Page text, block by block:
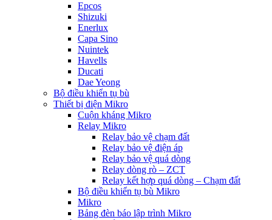
Epcos
Shizuki
Enerlux
Capa Sino
Nuintek
Havells
Ducati
Dae Yeong
Bộ điều khiển tụ bù
Thiết bị điện Mikro
Cuộn kháng Mikro
Relay Mikro
Relay bảo vệ chạm đất
Relay bảo vệ điện áp
Relay bảo vệ quá dòng
Relay dòng rò – ZCT
Relay kết hợp quá dòng – Chạm đất
Bộ điều khiển tụ bù Mikro
Mikro
Bảng đèn báo lập trình Mikro